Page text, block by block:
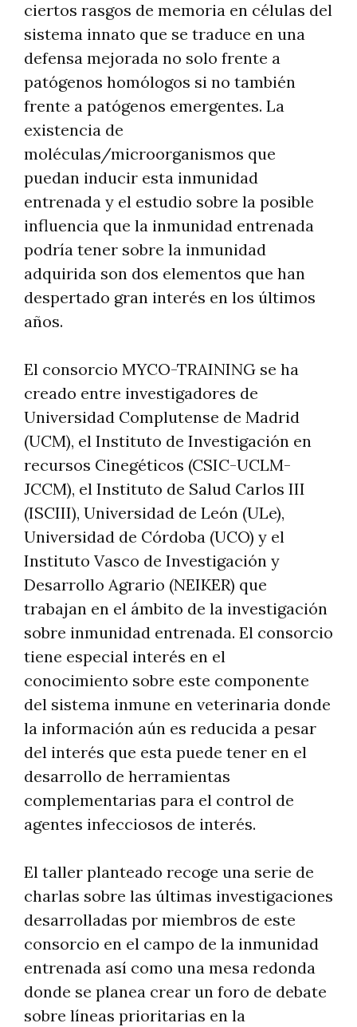
ciertos rasgos de memoria en células del
sistema innato que se traduce en una
defensa mejorada no solo frente a
patógenos homólogos si no también
frente a patógenos emergentes. La
existencia de
moléculas/microorganismos que
puedan inducir esta inmunidad
entrenada y el estudio sobre la posible
influencia que la inmunidad entrenada
podría tener sobre la inmunidad
adquirida son dos elementos que han
despertado gran interés en los últimos
años.
El consorcio MYCO-TRAINING se ha
creado entre investigadores de
Universidad Complutense de Madrid
(UCM), el Instituto de Investigación en
recursos Cinegéticos (CSIC-UCLM-
JCCM), el Instituto de Salud Carlos III
(ISCIII), Universidad de León (ULe),
Universidad de Córdoba (UCO) y el
Instituto Vasco de Investigación y
Desarrollo Agrario (NEIKER) que
trabajan en el ámbito de la investigación
sobre inmunidad entrenada. El consorcio
tiene especial interés en el
conocimiento sobre este componente
del sistema inmune en veterinaria donde
la información aún es reducida a pesar
del interés que esta puede tener en el
desarrollo de herramientas
complementarias para el control de
agentes infecciosos de interés.
El taller planteado recoge una serie de
charlas sobre las últimas investigaciones
desarrolladas por miembros de este
consorcio en el campo de la inmunidad
entrenada así como una mesa redonda
donde se planea crear un foro de debate
sobre líneas prioritarias en la